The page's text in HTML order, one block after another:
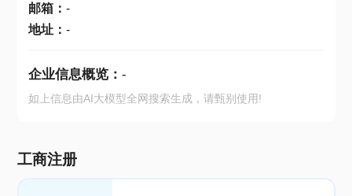
邮箱： -
地址： -
企业信息概览： -
如上信息由AI大模型全网搜索生成，请甄别使用!
工商注册